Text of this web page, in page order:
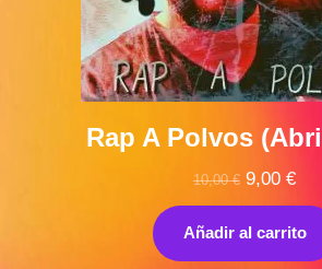
Rap A Polvos
10,00€ El
precio
original
era:
9,00 €El
es:
Añadir al carrito